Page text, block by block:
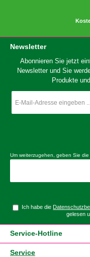
Newsletter
Abonnieren Sie jetzt
Newsletter und Sie
Produkte
Mail-
*
Um weiterzugehen, geben Sie
Ich habe die
gelesen
Service-Hotline
Service